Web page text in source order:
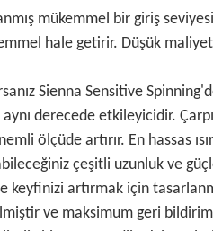
mükemmel bir giriş
hale getirir. Düşük
Sienna Sensitive
derecede etkileyicidir.
ölçüde artırır. En hassas
çeşitli uzunluk ve
keyfinizi artırmak için
ve maksimum geri